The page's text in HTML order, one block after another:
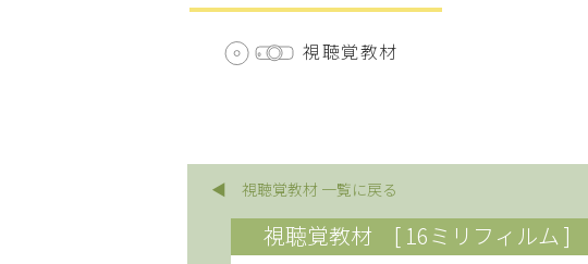
視聴覚教材
◀ 視聴覚教材 一覧に戻る
視聴覚教材 [ 16ミリフィルム ]